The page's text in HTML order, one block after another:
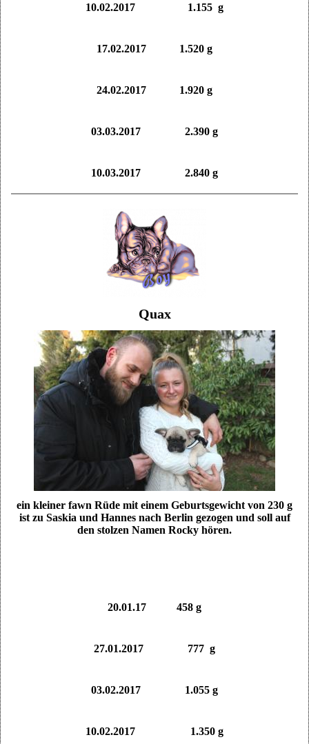
10.02.2017 1.155 g
17.02.2017 1.520 g
24.02.2017 1.920 g
03.03.2017 2.390 g
10.03.2017 2.840 g
Quax
ein kleiner fawn Rüde mit einem Geburtsgewicht von 230 g
ist zu Saskia und Hannes nach Berlin gezogen und soll auf
den stolzen Namen Rocky hören.
20.01.17 458 g
27.01.2017 777 g
03.02.2017 1.055 g
10.02.2017 1.350 g